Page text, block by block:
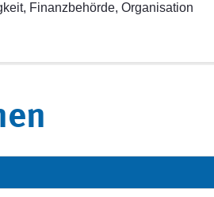
Finanzbehörde, Organisation